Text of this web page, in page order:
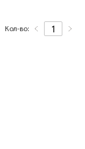
Кол-во: